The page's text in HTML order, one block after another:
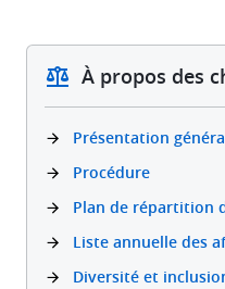
À propos des
Présentation
Procédure
Plan de répartition
Liste annuelle des
Diversité et